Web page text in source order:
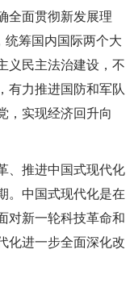
全面贯彻新发展理
统筹国内国际两个大
义民主法治建设，不
有力推进国防和军队
，实现经济回升向
、推进中国式现代化
。中国式现代化是在
对新一轮科技革命和
化进一步全面深化改